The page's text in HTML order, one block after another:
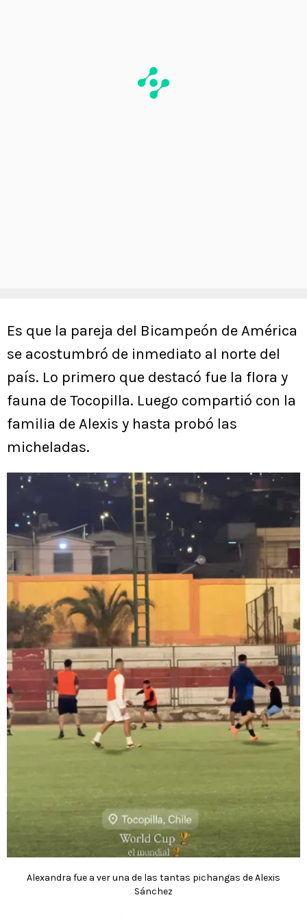
Es que la pareja del Bicampeón de América
se acostumbró de inmediato al norte del
país. Lo primero que destacó fue la flora y
fauna de Tocopilla. Luego compartió con la
familia de Alexis y hasta probó las
micheladas.
Alexandra fue a ver una de las tantas pichangas de Alexis
Sánchez